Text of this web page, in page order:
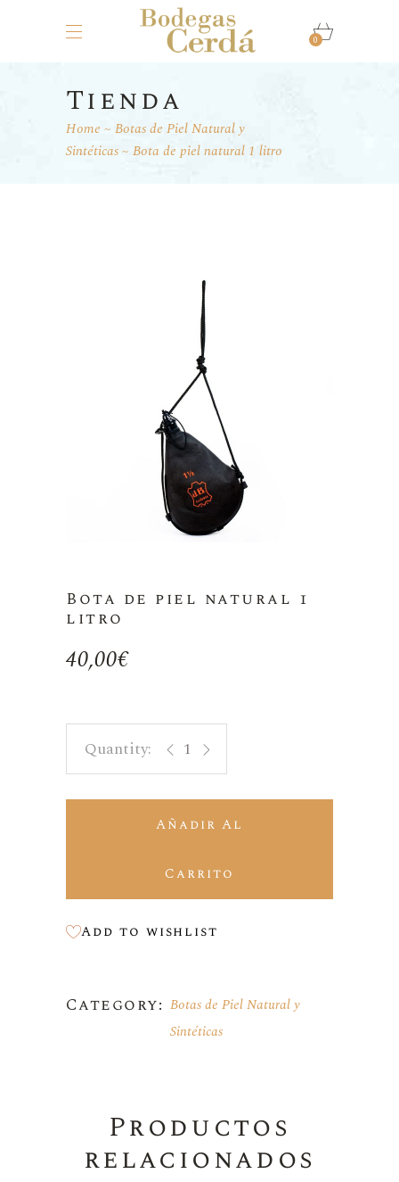
0
Tienda
Home
Botas de Piel Natural y
Sintéticas
Bota de piel natural 1 litro
Bota de piel natural 1
litro
40,00€
Bota de piel natural 1 litro quantity
Añadir Al
Carrito
Add to wishlist
Category: Botas de Piel Natural y
Sintéticas
Productos
relacionados